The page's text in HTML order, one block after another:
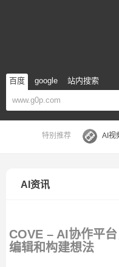
百度 google 站内搜索
特别推荐 AI视
AI资讯
COVE – AI协作平
编辑和构建想法